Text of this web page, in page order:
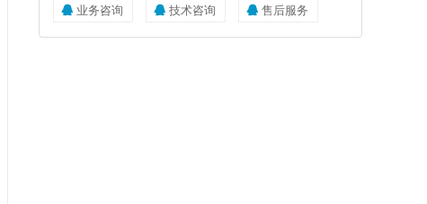
业务咨询 技术咨询 售后服务